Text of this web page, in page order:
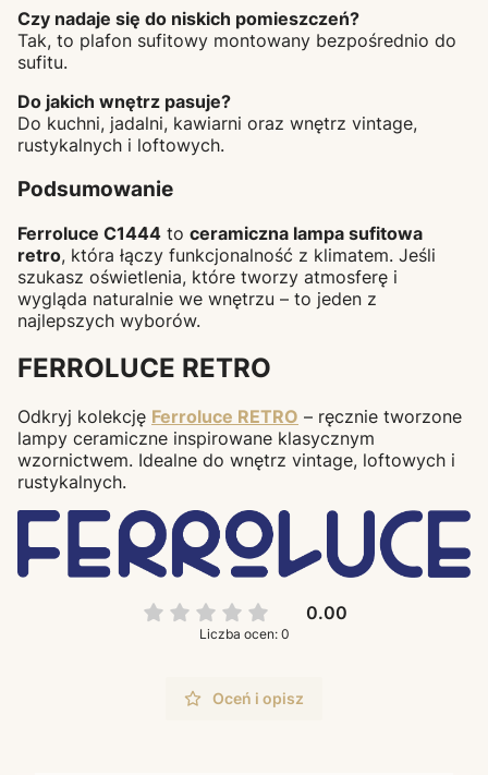
Czy nadaje się do niskich pomieszczeń?
Tak, to plafon sufitowy montowany bezpośrednio do
sufitu.
Do jakich wnętrz pasuje?
Do kuchni, jadalni, kawiarni oraz wnętrz vintage,
rustykalnych i loftowych.
Podsumowanie
Ferroluce C1444 to ceramiczna lampa sufitowa
retro, która łączy funkcjonalność z klimatem. Jeśli
szukasz oświetlenia, które tworzy atmosferę i
wygląda naturalnie we wnętrzu – to jeden z
najlepszych wyborów.
FERROLUCE RETRO
Odkryj kolekcję Ferroluce RETRO – ręcznie tworzone
lampy ceramiczne inspirowane klasycznym
wzornictwem. Idealne do wnętrz vintage, loftowych i
rustykalnych.
0.00
Liczba ocen: 0
Oceń i opisz